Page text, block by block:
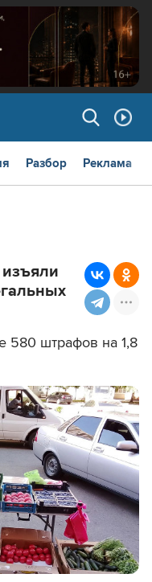
Разбор Реклама
580 штрафов на 1,8